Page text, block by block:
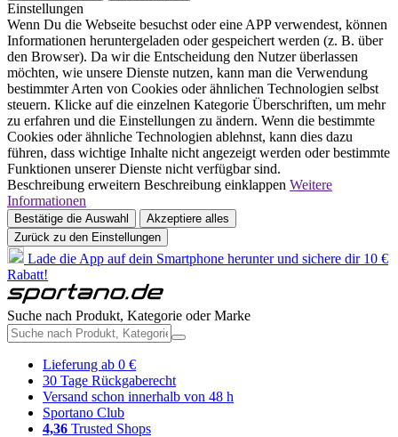
Einstellungen
Wenn Du die Webseite besuchst oder eine APP verwendest, können
Informationen heruntergeladen oder gespeichert werden (z. B. über
den Browser). Da wir die Entscheidung den Nutzer überlassen
möchten, wie unsere Dienste nutzen, kann man die Verwendung
bestimmter Arten von Cookies oder ähnlichen Technologien selbst
steuern. Klicke auf die einzelnen Kategorie Überschriften, um mehr
zu erfahren und die Einstellungen zu ändern. Wenn die bestimmte
Cookies oder ähnliche Technologien ablehnst, kann dies dazu
führen, dass wichtige Inhalte nicht angezeigt werden oder bestimmte
Funktionen unserer Dienste nicht verfügbar sind.
Beschreibung erweitern Beschreibung einklappen Weitere
Informationen
Bestätige die Auswahl
Akzeptiere alles
Zurück zu den Einstellungen
Lade die App auf dein Smartphone herunter und sichere dir 10 €
Rabatt!
Suche nach Produkt, Kategorie oder Marke
Lieferung ab 0 €
30 Tage Rückgaberecht
Versand schon innerhalb von 48 h
Sportano Club
4,36 Trusted Shops